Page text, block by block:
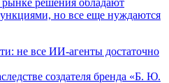
рынке решения обладают
но все еще нуждаются
создателя бренда «Б. Ю.